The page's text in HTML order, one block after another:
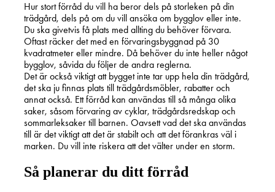
Hur stort förråd du vill ha beror dels på storleken på din
trädgård, dels på om du vill ansöka om bygglov eller inte.
Du ska givetvis få plats med allting du behöver förvara.
Oftast räcker det med en förvaringsbyggnad på 30
kvadratmeter eller mindre. Då behöver du inte heller något
bygglov, såvida du följer de andra reglerna.
Det är också viktigt att bygget inte tar upp hela din trädgård,
det ska ju finnas plats till trädgårdsmöbler, rabatter och
annat också. Ett förråd kan användas till så många olika
saker, såsom förvaring av cyklar, trädgårdsredskap och
sommarleksaker till barnen. Oavsett vad det ska användas
till är det viktigt att det är stabilt och att det förankras väl i
marken. Du vill inte riskera att det välter under en storm.
Så planerar du ditt förråd